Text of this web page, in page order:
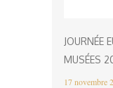
JOURNÉE
MUSÉES
17 novembre